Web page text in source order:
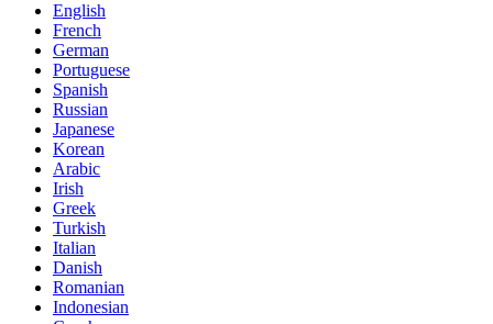
English
French
German
Portuguese
Spanish
Russian
Japanese
Korean
Arabic
Irish
Greek
Turkish
Italian
Danish
Romanian
Indonesian